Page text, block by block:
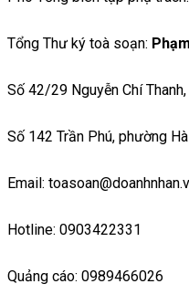
Tổng Thư ký toà soạn:
Số 42/29 Nguyễn Chí
Số 142 Trần Phú, phường
Email:
Hotline: 0903422331
Quảng cáo: 0989466026